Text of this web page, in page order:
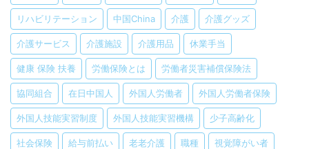
リハビリテーション 中国China 介護 介護グッズ
介護サービス 介護施設 介護用品 休業手当
健康 保険 扶養 労働保険とは 労働者災害補償保険法
協同組合 在日中国人 外国人労働者 外国人労働者保険
外国人技能実習制度 外国人技能実習機構 少子高齢化
社会保険 給与前払い 老老介護 職種 視覚障がい者